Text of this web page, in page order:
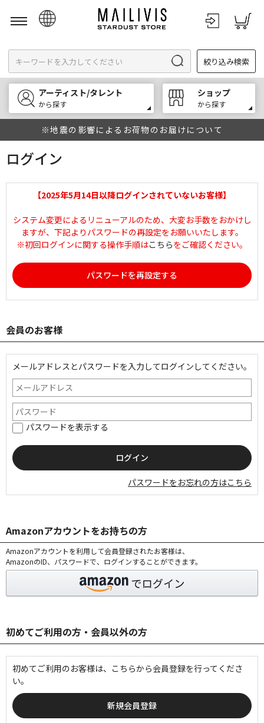
English
한국어
中文
絞り込み検索
アーティスト/タレント
から探す
ショップ
から探す
※地震の影響によるお荷物のお届けについて
ログイン
【2025年5月14日以降ログインされていないお客様】
システム変更によるリニューアルのため、大変お手数をおかけし
ますが、下記よりパスワードの再設定をお願いいたします。
※初回ログインに関する操作手順はこちらをご確認ください。
パスワードを再設定する
会員のお客様
メールアドレスとパスワードを入力してログインしてください。
パスワードを表示する
パスワードをお忘れの方はこちら
Amazonアカウントをお持ちの方
Amazonアカウントを利用して会員登録されたお客様は、
AmazonのID、パスワードで、ログインすることができます。
初めてご利用の方・会員以外の方
初めてご利用のお客様は、こちらから会員登録を行ってくださ
い。